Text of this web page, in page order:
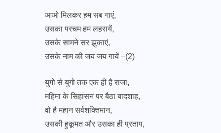
आओ मिलकर हम सब गाएं,
उसका परचम हम लहरायें,
उसके सामने सर झुकाएं,
उसके नाम की जय जय गायें –(2)
युगो से युगो तक एक ही है राजा,
महिमा के सिहांसन पर बैठा बादशाह,
वो है महान सर्वशक्तिमान,
उसकी हुकूमत और उसका ही प्रताप,